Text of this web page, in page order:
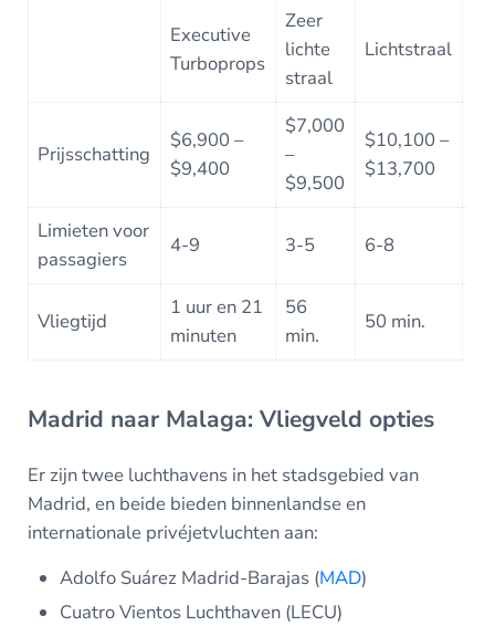
Executive
Turboprops
Zeer
lichte
straal
Lichtstraal
Prijsschatting
$6,900 –
$9,400
$7,000
–
$9,500
$10,100 –
$13,700
Limieten voor
passagiers
4-9 3-5 6-8
Vliegtijd
1 uur en 21
minuten
56
min.
50 min.
Madrid naar Malaga: Vliegveld opties
Er zijn twee luchthavens in het stadsgebied van
Madrid, en beide bieden binnenlandse en
internationale privéjetvluchten aan:
Adolfo Suárez Madrid-Barajas (MAD)
Cuatro Vientos Luchthaven (LECU)